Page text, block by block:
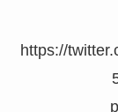
https://